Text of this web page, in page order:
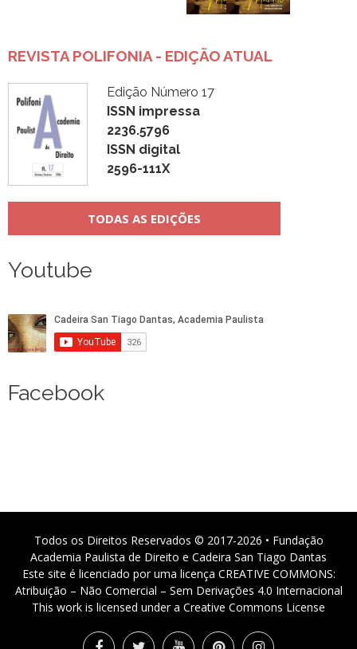
REVISTA POLIFONIA - EDIÇÃO ATUAL
Edição Número 17
ISSN impressa
2236.5796
ISSN digital
2596-111X
TODAS AS EDIÇÕES
Youtube
Facebook
Todos os Direitos Reservados © 2017-2026 • Fundação
Academia Paulista de Direito e Cadeira San Tiago Dantas
Este site é licenciado por uma licença CREATIVE COMMONS:
Atribuição – Não Comercial – Sem Derivações 4.0 Internacional
This work is licensed under a Creative Commons License